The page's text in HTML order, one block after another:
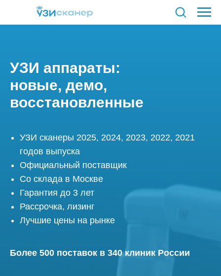
пн-пт с 09:00 до18:00
№1
УЗИ-аппараты в России!
УЗИ аппараты:
новые, демо,
восстановленные
УЗИ сканеры 2025, 2024, 2023, 2022, 2021
годов выпуска
Официальный поставщик
Со склада в Москве
Гарантия до 3 лет
Рассрочка, лизинг
Лучшие цены на рынке
Более 500 поставок в 340 клиник России